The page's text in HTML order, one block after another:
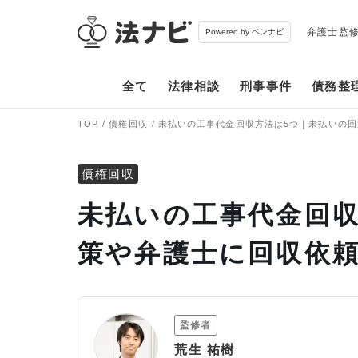
Powered by ベンナビ 弁護士監
全て 法律相談 刑事事件 債務整
TOP 債権回収 未払いの工事代金回収方法は5つ｜未払いの
債権回収
未払いの工事代金回
策や弁護士に回収依
監修者
荒生 祐樹